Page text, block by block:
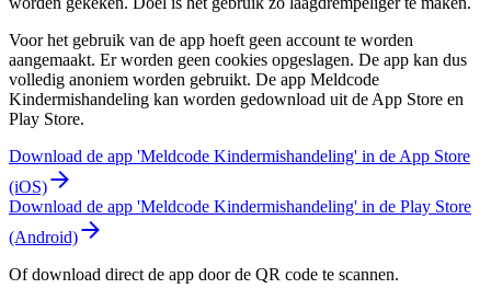
Voor het gebruik van de app hoeft geen account te worden
aangemaakt. Er worden geen cookies opgeslagen. De app kan dus
volledig anoniem worden gebruikt. De app Meldcode
Kindermishandeling kan worden gedownload uit de App Store en
Play Store.
Download de app 'Meldcode Kindermishandeling' in de App Store
(iOS)
Download de app 'Meldcode Kindermishandeling' in de Play Store
(Android)
Of download direct de app door de QR code te scannen.